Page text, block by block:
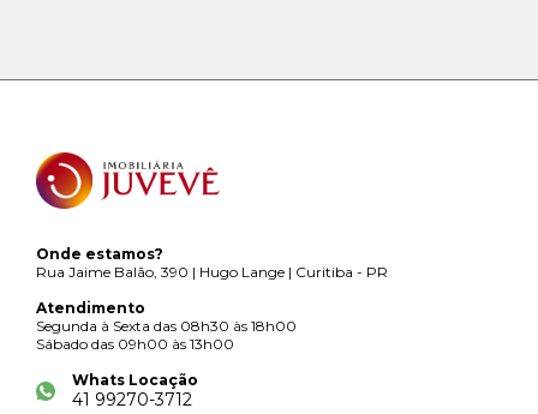
Onde estamos?
Rua Jaime Balão, 390 | Hugo Lange | Curitiba - PR
Atendimento
Segunda à Sexta das 08h30 às 18h00
Sábado das 09h00 às 13h00
Whats Locação
41 99270-3712